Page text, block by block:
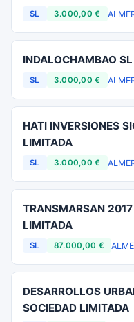
SL 3.000,00 €
INDALOCHAMBAO SL
SL 3.000,00 €
HATI INVERSIONES
LIMITADA
SL 3.000,00 €
TRANSMARSAN
LIMITADA
SL 87.000,00 €
DESARROLLOS
SOCIEDAD LIMITADA